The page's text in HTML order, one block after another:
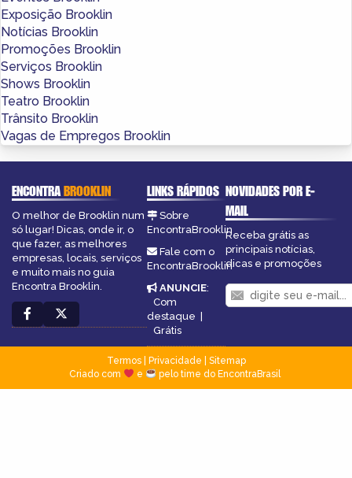
Exposição Brooklin
Notícias Brooklin
Promoções Brooklin
Serviços Brooklin
Shows Brooklin
Teatro Brooklin
Trânsito Brooklin
Vagas de Empregos Brooklin
ENCONTRABROOKLIN
O melhor de Brooklin num
só lugar! Dicas, onde ir, o
que fazer, as melhores
empresas, locais, serviços
e muito mais no guia
Encontra Brooklin.
LINKS RÁPIDOS
Sobre
EncontraBrooklin
Fale com o
EncontraBrooklin
ANUNCIE:
Com
destaque
Grátis
NOVIDADES POR E-
MAIL
Receba grátis as
principais notícias,
dicas e promoções
Termos| Privacidade
Sitemap
Criado com
e pelo time do EncontraBrasil